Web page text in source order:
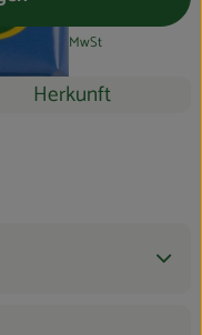
/ 1kg 7% MwSt
Herkunft